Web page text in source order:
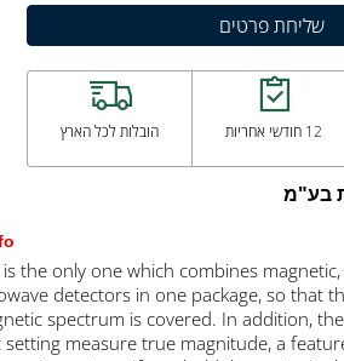
הובלות לכל הארץ
General info
This meter is the only one which
radio/microwave detectors in one
electromagnetic spectrum is covered. In
the electric setting measure true